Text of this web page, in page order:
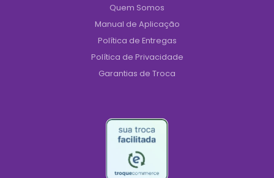
Quem Somos
Manual de Aplicação
Política de Entregas
Política de Privacidade
Garantias de Troca